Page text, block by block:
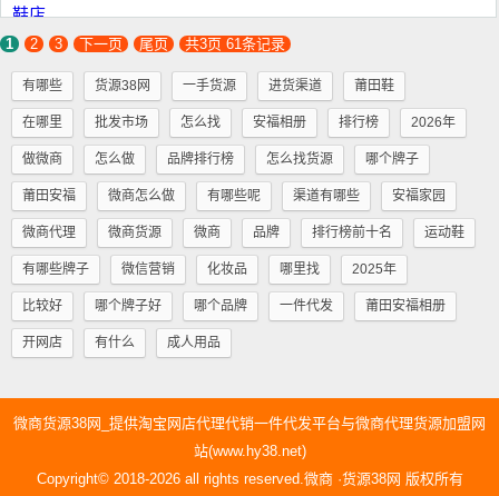
1 2 3 下一页 尾页 共3页 61条记录
有哪些 货源38网 一手货源 进货渠道 莆田鞋
在哪里 批发市场 怎么找 安福相册 排行榜 2026年
做微商 怎么做 品牌排行榜 怎么找货源 哪个牌子
莆田安福 微商怎么做 有哪些呢 渠道有哪些 安福家园
微商代理 微商货源 微商 品牌 排行榜前十名 运动鞋
有哪些牌子 微信营销 化妆品 哪里找 2025年
比较好 哪个牌子好 哪个品牌 一件代发 莆田安福相册
开网店 有什么 成人用品
微商货源38网_提供淘宝网店代理代销一件代发平台与微商代理货源加盟网
站(www.hy38.net)
Copyright© 2018-2026 all rights reserved.微商 ·货源38网 版权所有